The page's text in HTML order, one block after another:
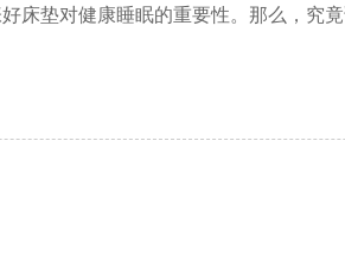
床垫对健康睡眠的重要性。那么，究
制作，包括天然乳胶、记忆棉、独立
记忆棉床垫能有效缓解压力，弹簧床